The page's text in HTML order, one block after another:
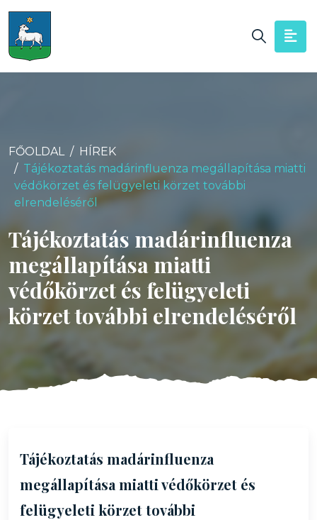
FŐOLDAL
HÍREK
Tájékoztatás madárinfluenza megállapítása miatti
védőkörzet és felügyeleti körzet további
elrendeléséről
Tájékoztatás madárinfluenza
megállapítása miatti
védőkörzet és felügyeleti
körzet további elrendeléséről
Tájékoztatás madárinfluenza
megállapítása miatti védőkörzet és
felügyeleti körzet további